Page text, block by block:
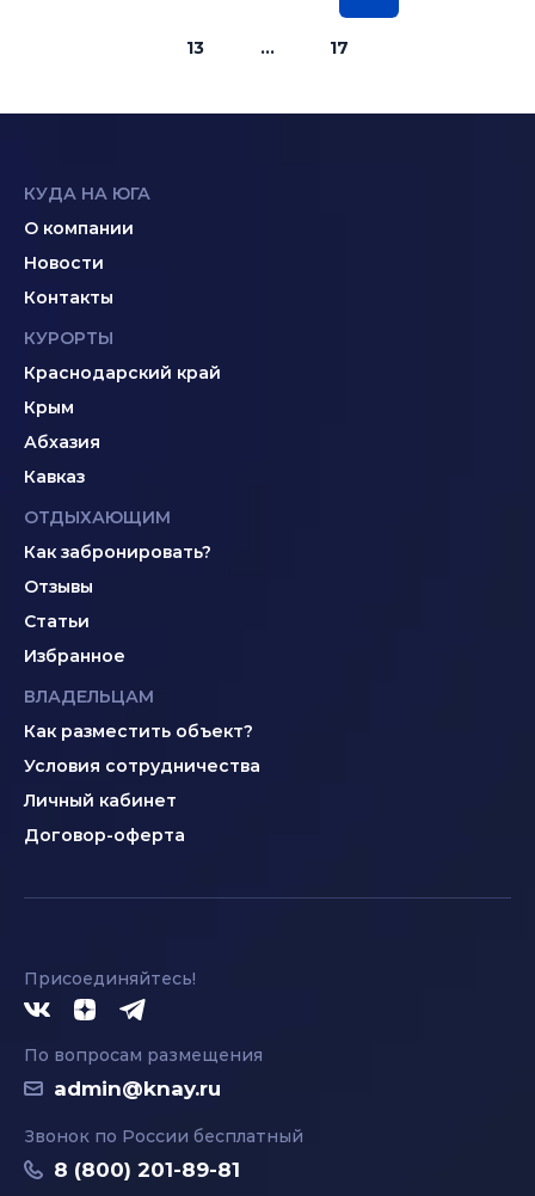
13 ... 17
КУДА НА ЮГА
О компании
Новости
Контакты
КУРОРТЫ
Краснодарский край
Крым
Абхазия
Кавказ
ОТДЫХАЮЩИМ
Как забронировать?
Отзывы
Статьи
Избранное
ВЛАДЕЛЬЦАМ
Как разместить объект?
Условия сотрудничества
Личный кабинет
Договор-оферта
Присоединяйтесь!
По вопросам размещения
admin@knay.ru
Звонок по России бесплатный
8 (800) 201-89-81